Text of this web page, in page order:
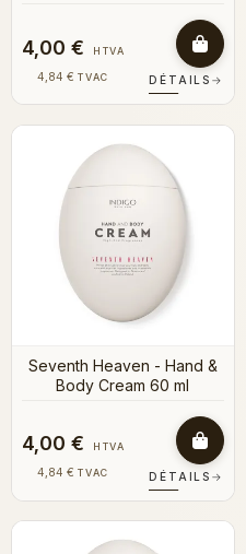
4,00 € HTVA
4,84 € TVAC DÉTAILS →
Seventh Heaven - Hand &
Body Cream 60 ml
4,00 € HTVA
4,84 € TVAC DÉTAILS →